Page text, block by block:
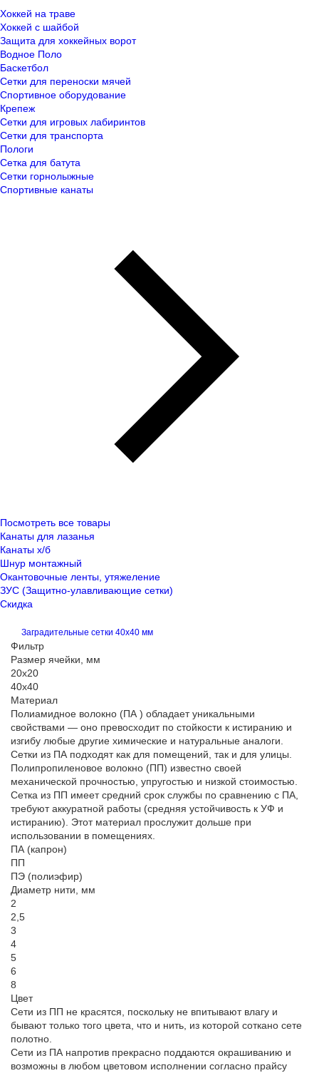
Хоккей на траве
Хоккей с шайбой
Защита для хоккейных ворот
Водное Поло
Баскетбол
Сетки для переноски мячей
Спортивное оборудование
Крепеж
Сетки для игровых лабиринтов
Сетки для транспорта
Пологи
Сетка для батута
Сетки горнолыжные
Спортивные канаты
Посмотреть все товары
Канаты для лазанья
Канаты х/б
Шнур монтажный
Окантовочные ленты, утяжеление
ЗУС (Защитно-улавливающие сетки)
Скидка
Заградительные сетки 40x40 мм
Фильтр
Размер ячейки, мм
20х20
40х40
Материал
Полиамидное волокно (ПА ) обладает уникальными
свойствами — оно превосходит по стойкости к истиранию и
изгибу любые другие химические и натуральные аналоги.
Сетки из ПА подходят как для помещений, так и для улицы.
Полипропиленовое волокно (ПП) известно своей
механической прочностью, упругостью и низкой стоимостью.
Сетка из ПП имеет средний срок службы по сравнению с ПА,
требуют аккуратной работы (средняя устойчивость к УФ и
истиранию). Этот материал прослужит дольше при
использовании в помещениях.
ПА (капрон)
ПП
ПЭ (полиэфир)
Диаметр нити, мм
2
2,5
3
4
5
6
8
Цвет
Сети из ПП не красятся, поскольку не впитывают влагу и
бывают только того цвета, что и нить, из которой соткано сете
полотно.
Сети из ПА напротив прекрасно поддаются окрашиванию и
возможны в любом цветовом исполнении согласно прайсу